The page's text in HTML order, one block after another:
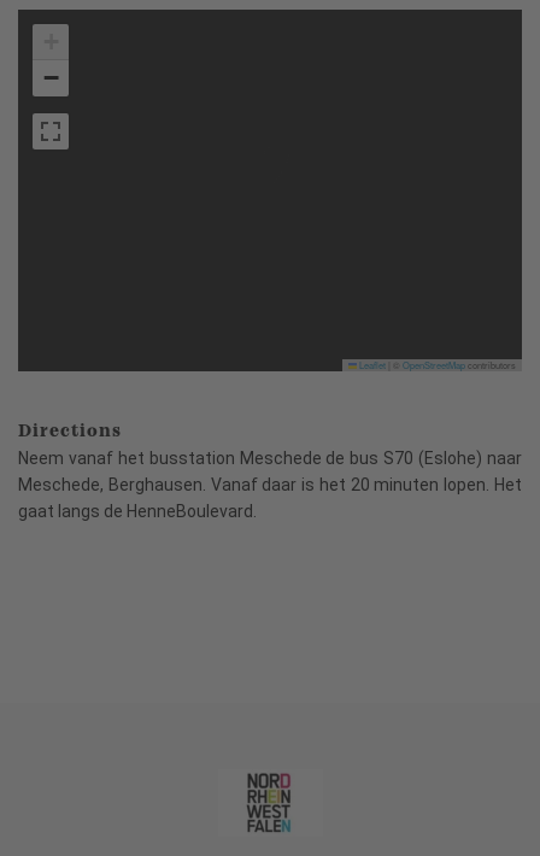
−
Leaflet OpenStreetMapcontributors
Directions
Neem vanaf het busstation Meschede de bus S70 (Eslohe) naar
Meschede, Berghausen. Vanaf daar is het 20 minuten lopen. Het
gaat langs de HenneBoulevard.